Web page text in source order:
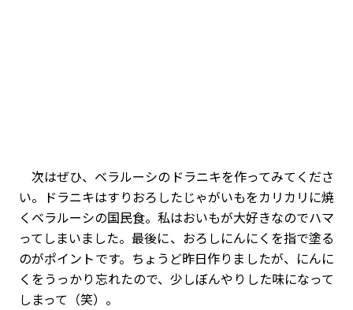
次はぜひ、ベラルーシのドラニキを作ってみてくださ
い。ドラニキはすりおろしたじゃがいもをカリカリに焼
くベラルーシの国民食。私はおいもが大好きなのでハマ
ってしまいました。最後に、おろしにんにくを指で塗る
のがポイントです。ちょうど昨日作りましたが、にんに
くをうっかり忘れたので、少しぼんやりした味になって
しまって（笑）。